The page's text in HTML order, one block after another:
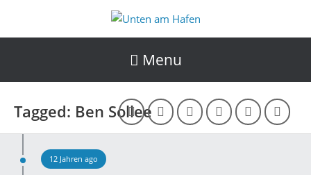
Menu
Tagged: Ben Sollee
12 Jahren ago